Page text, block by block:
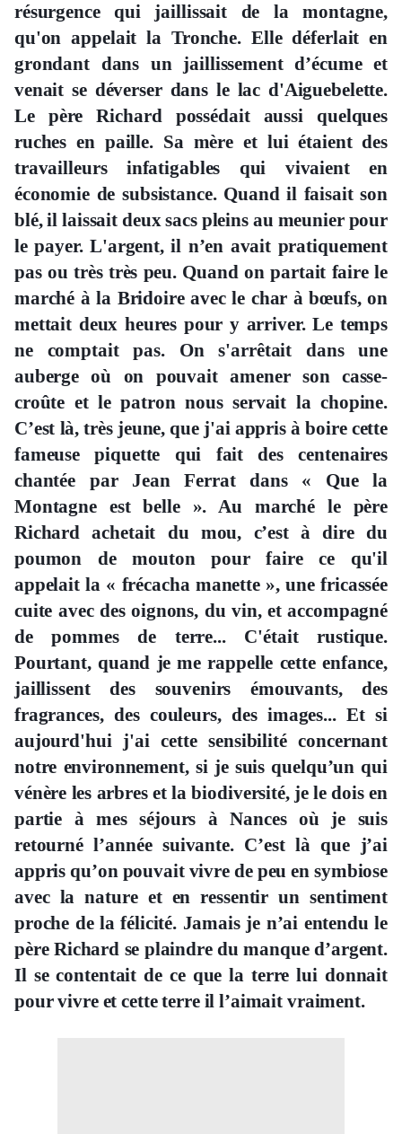
résurgence qui jaillissait de la montagne,
qu'on appelait la Tronche. Elle déferlait en
grondant dans un jaillissement d’écume et
venait se déverser dans le lac d'Aiguebelette.
Le père Richard possédait aussi quelques
ruches en paille. Sa mère et lui étaient des
travailleurs infatigables qui vivaient en
économie de subsistance. Quand il faisait son
blé, il laissait deux sacs pleins au meunier pour
le payer. L'argent, il n’en avait pratiquement
pas ou très très peu. Quand on partait faire le
marché à la Bridoire avec le char à bœufs, on
mettait deux heures pour y arriver. Le temps
ne comptait pas. On s'arrêtait dans une
auberge où on pouvait amener son casse-
croûte et le patron nous servait la chopine.
C’est là, très jeune, que j'ai appris à boire cette
fameuse piquette qui fait des centenaires
chantée par Jean Ferrat dans « Que la
Montagne est belle ». Au marché le père
Richard achetait du mou, c’est à dire du
poumon de mouton pour faire ce qu'il
appelait la « frécacha manette », une fricassée
cuite avec des oignons, du vin, et accompagné
de pommes de terre... C'était rustique.
Pourtant, quand je me rappelle cette enfance,
jaillissent des souvenirs émouvants, des
fragrances, des couleurs, des images... Et si
aujourd'hui j'ai cette sensibilité concernant
notre environnement, si je suis quelqu’un qui
vénère les arbres et la biodiversité, je le dois en
partie à mes séjours à Nances où je suis
retourné l’année suivante. C’est là que j’ai
appris qu’on pouvait vivre de peu en symbiose
avec la nature et en ressentir un sentiment
proche de la félicité. Jamais je n’ai entendu le
père Richard se plaindre du manque d’argent.
Il se contentait de ce que la terre lui donnait
pour vivre et cette terre il l’aimait vraiment.